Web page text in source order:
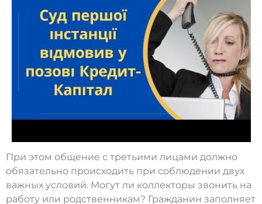
При этом общение с третьими лицами должно
обязательно происходить при соблюдении двух
важных условий. Могут ли коллекторы звонить на
работу или родственникам? Гражданин заполняет